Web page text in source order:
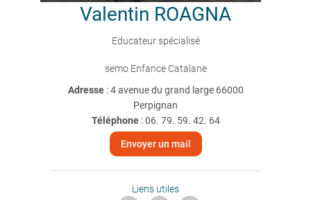
Valentin ROAGNA
Educateur spécialisé
semo Enfance Catalane
Adresse : 4 avenue du grand large 66000
Perpignan
Téléphone:06. 79. 59. 42. 64
Envoyer un mail
Liens utiles